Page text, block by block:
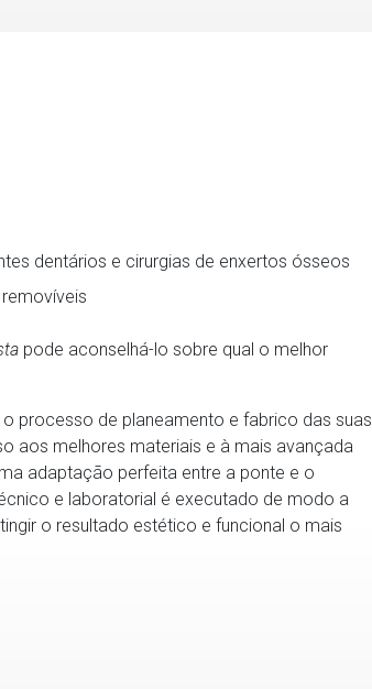
dentários e cirurgias de enxertos ósseos
pode aconselhá-lo sobre qual o melhor
processo de planeamento e fabrico das suas
aos melhores materiais e à mais avançada
adaptação perfeita entre a ponte e o
e laboratorial é executado de modo a
o resultado estético e funcional o mais